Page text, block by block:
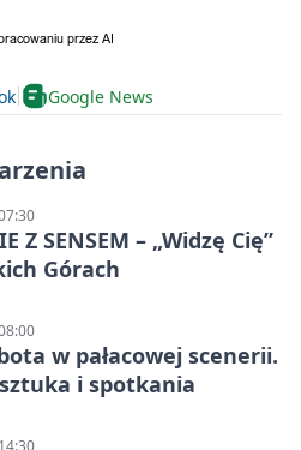
Google News
Z SENSEM – „Widzę Cię”
Górach
w pałacowej scenerii.
i spotkania